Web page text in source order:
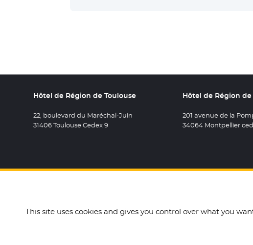
Hôtel de Région de Toulouse
22, boulevard du Maréchal-Juin
31406 Toulouse Cedex 9
Hôtel de Région
201 avenue de la
34064 Montpellier
This site uses cookies and gives you control over what you